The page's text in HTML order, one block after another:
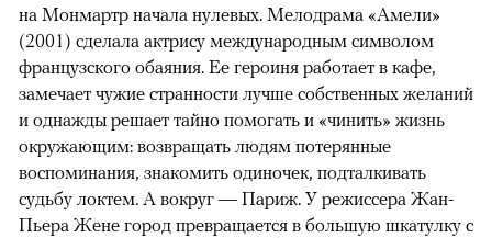
на Монмартр начала нулевых. Мелодрама «Амели»
(2001) сделала актрису международным символом
французского обаяния. Ее героиня работает в кафе,
замечает чужие странности лучше собственных желаний
и однажды решает тайно помогать и «чинить» жизнь
окружающим: возвращать людям потерянные
воспоминания, знакомить одиночек, подталкивать
судьбу локтем. А вокруг — Париж. У режиссера Жан-
Пьера Жене город превращается в большую шкатулку с